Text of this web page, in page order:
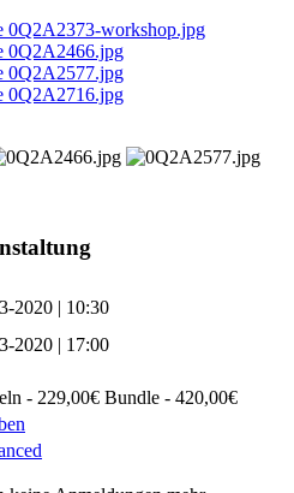
2020 | 10:30
2020 | 17:00
- 229,00€ Bundle - 420,00€